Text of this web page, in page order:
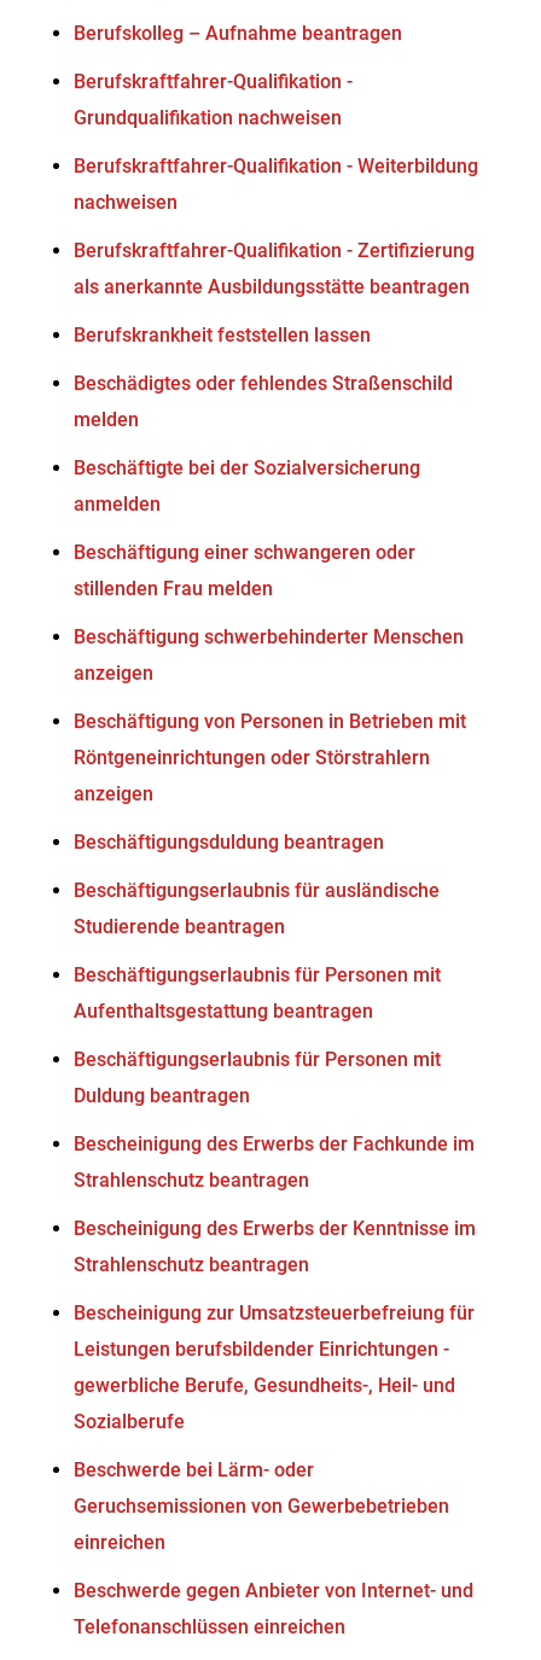
Berufskolleg – Aufnahme beantragen
Berufskraftfahrer-Qualifikation -
Grundqualifikation nachweisen
Berufskraftfahrer-Qualifikation - Weiterbildung
nachweisen
Berufskraftfahrer-Qualifikation - Zertifizierung
als anerkannte Ausbildungsstätte beantragen
Berufskrankheit feststellen lassen
Beschädigtes oder fehlendes Straßenschild
melden
Beschäftigte bei der Sozialversicherung
anmelden
Beschäftigung einer schwangeren oder
stillenden Frau melden
Beschäftigung schwerbehinderter Menschen
anzeigen
Beschäftigung von Personen in Betrieben mit
Röntgeneinrichtungen oder Störstrahlern
anzeigen
Beschäftigungsduldung beantragen
Beschäftigungserlaubnis für ausländische
Studierende beantragen
Beschäftigungserlaubnis für Personen mit
Aufenthaltsgestattung beantragen
Beschäftigungserlaubnis für Personen mit
Duldung beantragen
Bescheinigung des Erwerbs der Fachkunde im
Strahlenschutz beantragen
Bescheinigung des Erwerbs der Kenntnisse im
Strahlenschutz beantragen
Bescheinigung zur Umsatzsteuerbefreiung für
Leistungen berufsbildender Einrichtungen -
gewerbliche Berufe, Gesundheits-, Heil- und
Sozialberufe
Beschwerde bei Lärm- oder
Geruchsemissionen von Gewerbebetrieben
einreichen
Beschwerde gegen Anbieter von Internet- und
Telefonanschlüssen einreichen